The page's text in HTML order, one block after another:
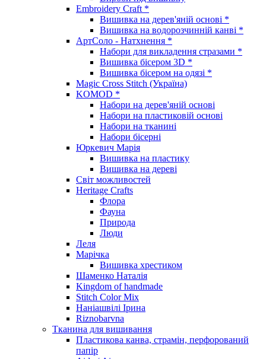
Embroidery Craft *
Вишивка на дерев'яній основі *
Вишивка на водорозчинній канві *
АртСоло - Натхнення *
Набори для викладення стразами *
Вишивка бісером 3D *
Вишивка бісером на одязі *
Magic Cross Stitch (Україна)
KOMOD *
Набори на дерев'яній основі
Набори на пластиковій основі
Набори на тканині
Набори бісерні
Юркевич Марія
Вишивка на пластику
Вишивка на дереві
Світ можливостей
Heritage Crafts
Флора
Фауна
Природа
Люди
Леля
Марічка
Вишивка хрестиком
Шаменко Наталія
Kingdom of handmade
Stitch Color Mix
Наніашвілі Ірина
Riznobarvna
Тканина для вишивання
Пластикова канва, страмін, перфорований
папір